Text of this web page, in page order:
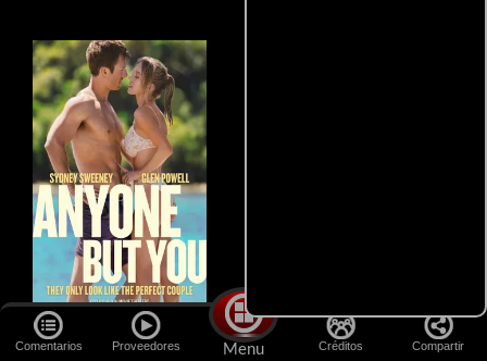
Comentarios Proveedores Menu Créditos Compartir
Cualquiera menos tú Salón de belleza